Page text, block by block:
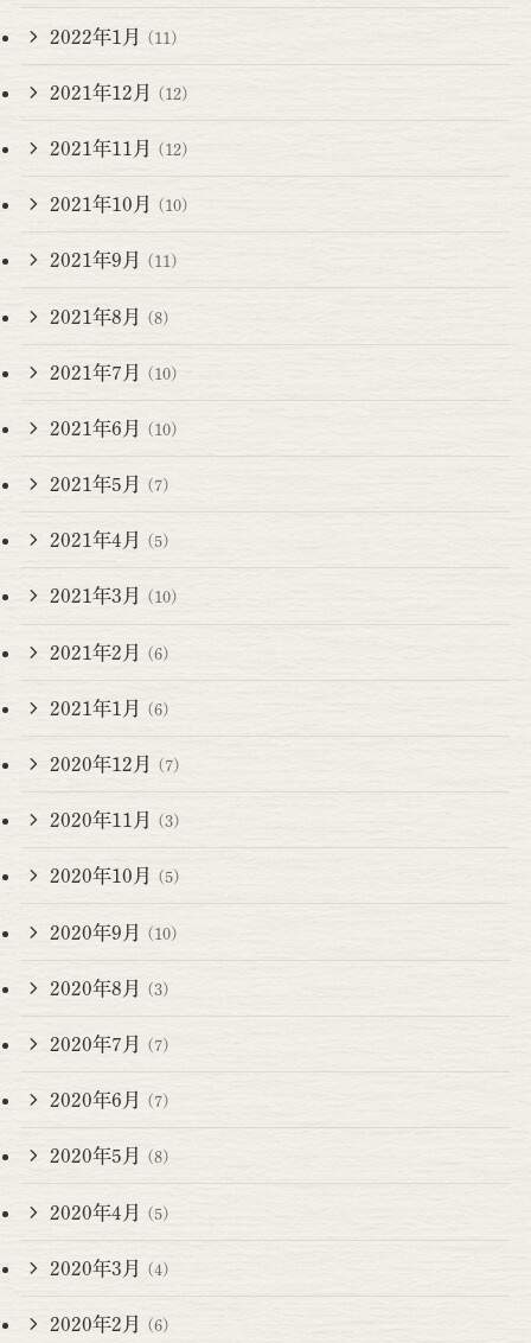
2022年1月 (11)
2021年12月 (12)
2021年11月 (12)
2021年10月 (10)
2021年9月 (11)
2021年8月 (8)
2021年7月 (10)
2021年6月 (10)
2021年5月 (7)
2021年4月 (5)
2021年3月 (10)
2021年2月 (6)
2021年1月 (6)
2020年12月 (7)
2020年11月 (3)
2020年10月 (5)
2020年9月 (10)
2020年8月 (3)
2020年7月 (7)
2020年6月 (7)
2020年5月 (8)
2020年4月 (5)
2020年3月 (4)
2020年2月 (6)